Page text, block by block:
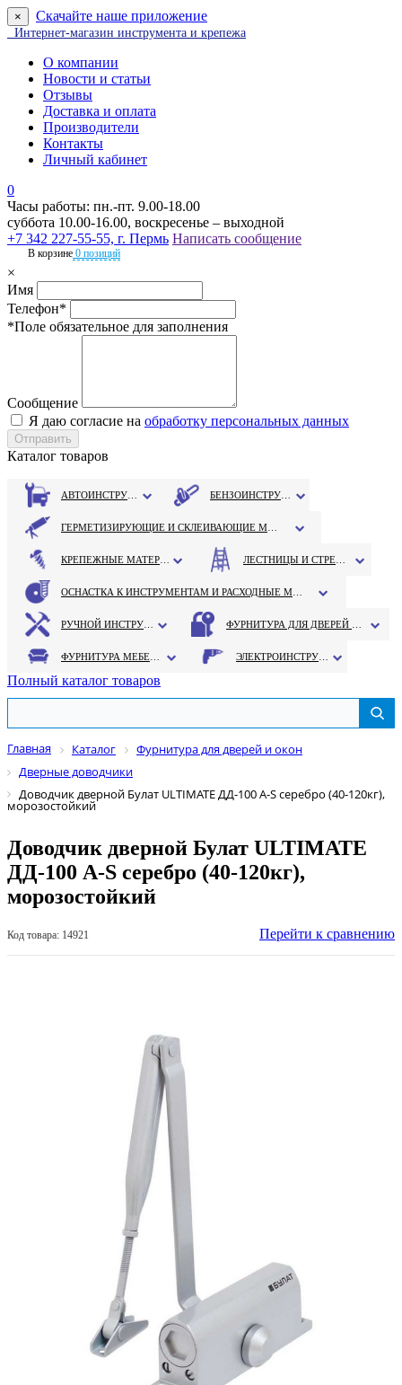
× Скачайте наше приложение
Интернет-магазин инструмента и крепежа
О компании
Новости и статьи
Отзывы
Доставка и оплата
Производители
Контакты
Личный кабинет
0
Часы работы: пн.-пт. 9.00-18.00
суббота 10.00-16.00, воскресенье – выходной
+7 342 227-55-55, г. Пермь Написать сообщение
В корзине 0 позиций
×
Имя
Телефон*
*Поле обязательное для заполнения
Сообщение
Я даю согласие на обработку персональных данных
Каталог товаров
Полный каталог товаров
Главная Каталог
Фурнитура для дверей и окон
Дверные доводчики
Доводчик дверной Булат ULTIMATE ДД-100 A-S серебро (40-120кг),
морозостойкий
Доводчик дверной Булат ULTIMATE
ДД-100 A-S серебро (40-120кг),
морозостойкий
Код товара: 14921 Перейти к сравнению